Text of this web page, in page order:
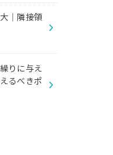
｜隣接領
りに与え
るべきポ